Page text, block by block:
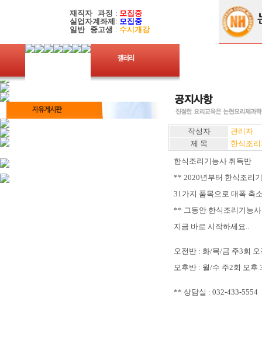
재직자 과정 : 모집중
실업자계좌제 : 모집중
일반 중고생 : 수시개강
작성자
관리자
제 목
한식조
한식조리기능사 취득반
** 2020년부터 한식조리
31가지 품목으로 대폭 축
** 그동안 한식조리기능
지금 바로 시작하세요..
오전반 : 화/목/금 주3회 오
오후반 : 월/수 주2회 오후
** 상담실 : 032-433-5554